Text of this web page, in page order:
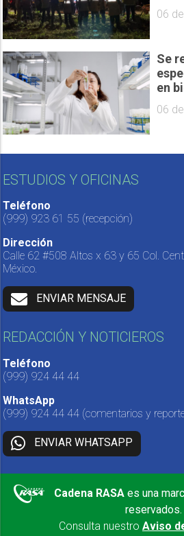
06
Se
en
06
ESTUDIOS Y OFICINAS
Teléfono
(999) 923 61 55 (recepción)
Dirección
Calle 62 #508 Altos x 63 y 65 Col.
México.
ENVIAR MENSAJE
REDACCIÓN Y NOTICIEROS
Teléfono
(999) 924 44 44
WhatsApp
(999) 924 44 44 (comentarios y
ENVIAR WHATSAPP
Cadena RASA es una
reservados.
Consulta nuestro Aviso